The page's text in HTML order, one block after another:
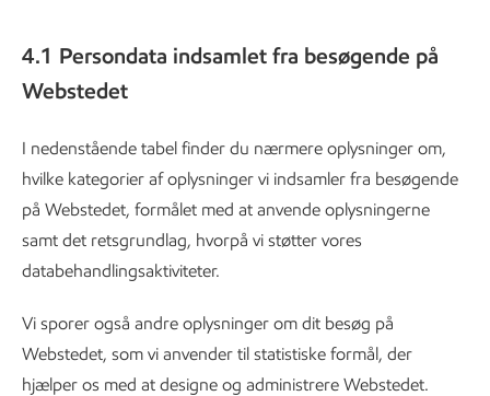
4.1 Persondata indsamlet fra besøgende på
Webstedet
I nedenstående tabel finder du nærmere oplysninger om,
hvilke kategorier af oplysninger vi indsamler fra besøgende
på Webstedet, formålet med at anvende oplysningerne
samt det retsgrundlag, hvorpå vi støtter vores
databehandlingsaktiviteter.
Vi sporer også andre oplysninger om dit besøg på
Webstedet, som vi anvender til statistiske formål, der
hjælper os med at designe og administrere Webstedet.